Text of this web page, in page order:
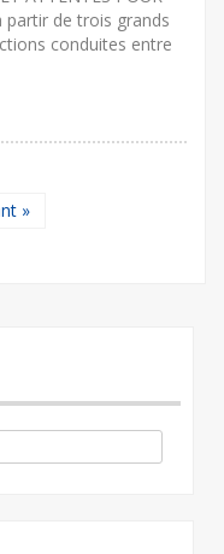
partir de trois grands
conduites entre
»